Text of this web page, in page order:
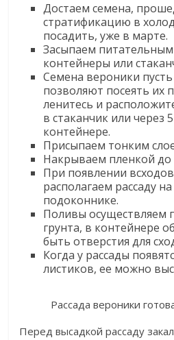
Достаем семена,
стратификацию в
посадить, уже в марте.
Засыпаем
контейнеры или
Семена вероники
позволяют посеять их
ленитесь и
в стаканчик или через
контейнере.
Присыпаем тонким
Накрываем пленкой до
При появлении
располагаем рассаду
подоконнике.
Поливы осуществляем
грунта, в контейнере
быть отверстия для
Когда у рассады
листиков, ее можно
Рассада вероники
Перед высадкой рассаду